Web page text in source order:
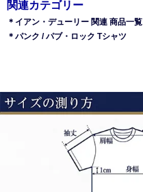
関連カテゴリー
＊イアン・デューリー 関連 商品一覧
＊パンク / パブ・ロック Tシャツ